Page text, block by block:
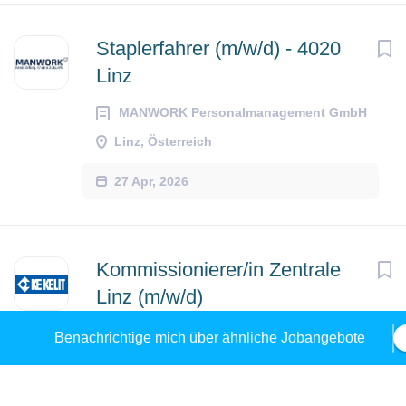
Staplerfahrer (m/w/d) - 4020
Linz
MANWORK Personalmanagement GmbH
Linz, Österreich
27 Apr, 2026
Kommissionierer/in Zentrale
Linz (m/w/d)
KE KELIT GmbH Linz, Österreich
Benachrichtige mich über ähnliche Jobangebote